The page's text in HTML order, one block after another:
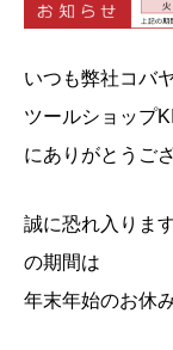
いつも弊社コバ
ツールショップ
にありがとうご
誠に恐れ入ります
の期間は
年末年始のお休